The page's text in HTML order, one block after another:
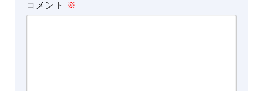
コメント ※